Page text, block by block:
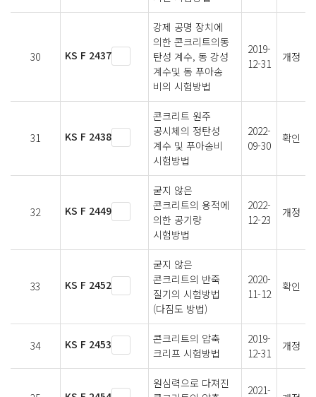
30 KS F 2437
강제 공명 장치에
의한 콘크리트의동
탄성 계수, 동 강성
계수및 동 푸아송
비의 시험방법
2019-
12-31
개정
31 KS F 2438
콘크리트 원주
공시체의 정탄성
계수 및 푸아송비
시험방법
2022-
09-30
확인
32 KS F 2449
굳지 않은
콘크리트의 용적에
의한 공기량
시험방법
2022-
12-23
개정
33 KS F 2452
굳지 않은
콘크리트의 반죽
질기의 시험방법
(다짐도 방법)
2020-
11-12
확인
34 KS F 2453
콘크리트의 압축
크리프 시험방법
2019-
12-31
개정
원심력으로 다져진
2021-